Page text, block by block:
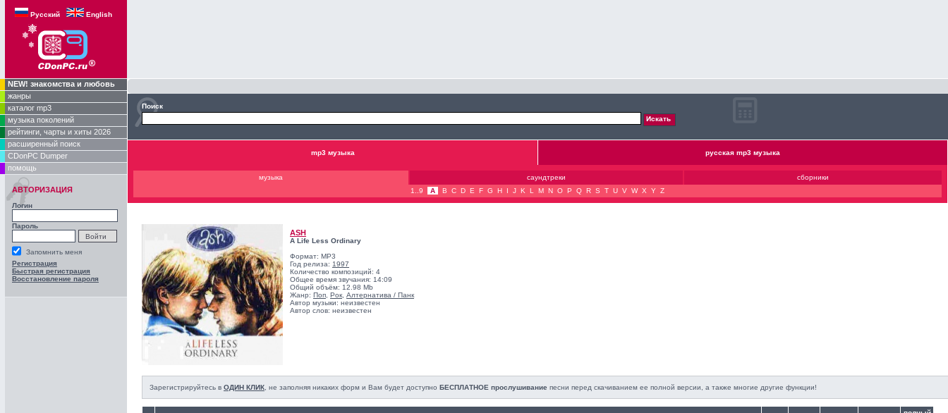
Русский English
NEW! знакомства и любовь
жанры
каталог mp3
музыка поколений
рейтинги, чарты и хиты 2026
расширенный поиск
CDonPC Dumper
помощь
АВТОРИЗАЦИЯ
Логин
Пароль
Запомнить меня
Регистрация
Быстрая регистрация
Восстановление пароля
Поиск
mp3 музыка русская mp3 музыка
музыка саундтреки
сборники
1..9
A B C D E F G H I J K L M N O P Q R S T U V W X Y Z
ASH
A Life Less Ordinary
Формат: MP3
Год релиза: 1997
Количество композиций: 4
Общее время звучания: 14:09
Общий объём: 12.98 Mb
Жанр: Поп Рок Алтернатива / Панк
Автор музыки: неизвестен
Автор слов: неизвестен
Зарегистрируйтесь в ОДИН КЛИК , не заполняя никаких форм и Вам будет доступно БЕСПЛАТНОЕ прослушивание песни перед cкачиванием ее полной версии, а также многие другие функции!